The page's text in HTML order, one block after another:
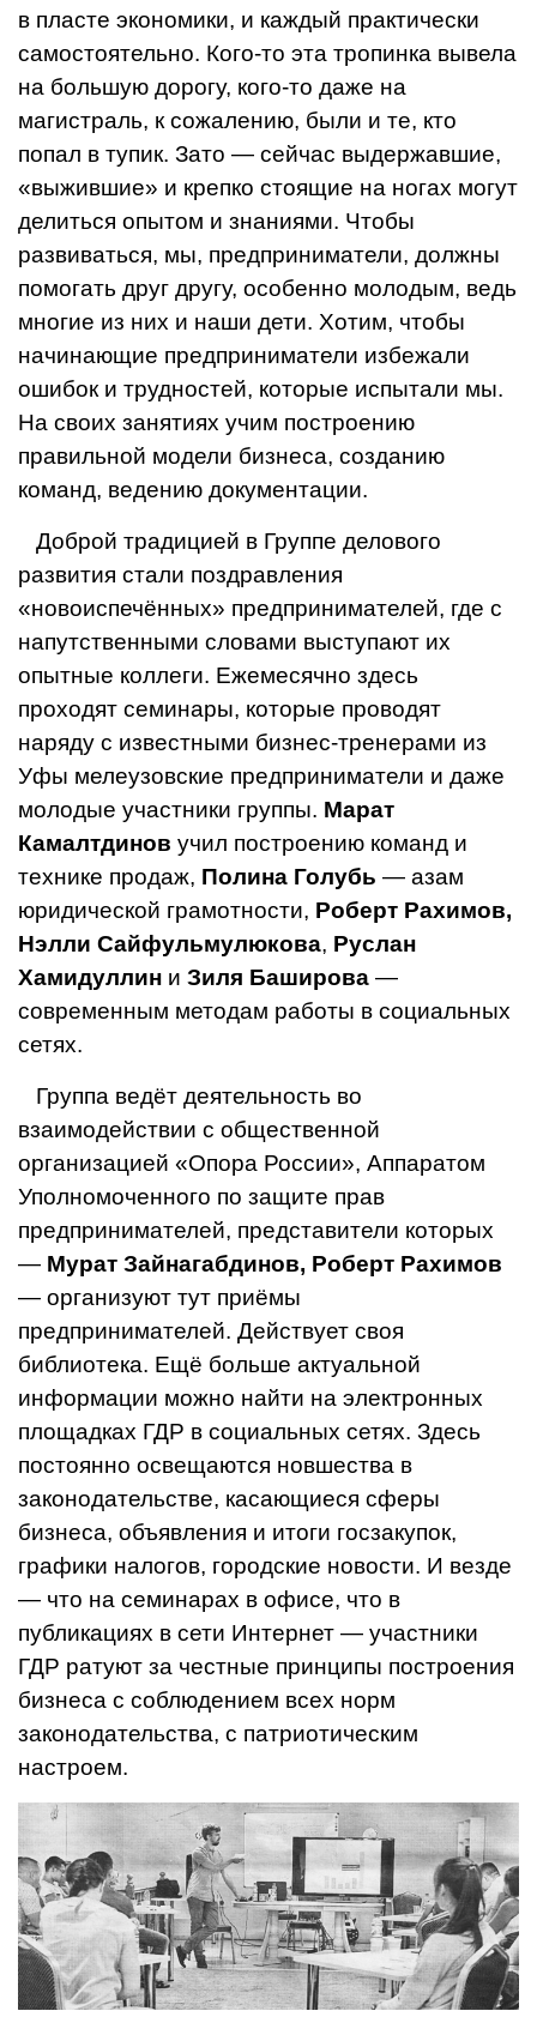
в пла­сте экономики, и каждый практически
самостоятельно. Ко­го-то эта тропинка вывела
на большую дорогу, кого-то даже на
магистраль, к сожалению, были и те, кто
попал в тупик. За­то — сейчас выдержавшие,
«выжившие» и крепко стоящие на ногах могут
делиться опытом и знаниями. Чтобы
развиваться, мы, предприниматели, должны
помогать друг другу, особенно молодым, ведь
многие из них и наши дети. Хотим, чтобы
начинающие предприниматели избежали
ошибок и трудно­стей, которые испытали мы.
На своих занятиях учим постро­ению
правильной модели бизнеса, созданию
команд, веде­нию документации.
Доброй традицией в Группе делового
развития стали поздравления
«новоиспечённых» предпринимателей, где с
напутственными словами выступают их
опытные коллеги. Ежемесячно здесь
проходят семинары, которые проводят
наряду с известными бизнес-тренерами из
Уфы мелеузовские предприниматели и даже
молодые участники группы. Марат
Камалтдинов учил построению команд и
технике про­даж, Полина Голубь — азам
юридической грамотности, Роберт Рахимов,
Нэлли Сайфульмулюкова, Руслан
Хамидуллин и Зиля Баширова —
современным методам работы в социальных
сетях.
Группа ведёт деятельность во
взаимодействии с обще­ственной
организацией «Опора России», Аппаратом
Уполно­моченного по защите прав
предпринимателей, представите­ли которых
— Мурат Зайнагабдинов, Роберт Рахимов
— органи­зуют тут приёмы
предпринимателей. Действует своя
библиотека. Ещё больше актуальной
информации можно найти на электронных
площадках ГДР в социальных сетях. Здесь
посто­янно освещаются новшества в
законодательстве, касающиеся сферы
бизнеса, объявления и итоги госзакупок,
графики налогов, городские новости. И везде
— что на семинарах в офисе, что в
публикациях в сети Интернет — участники
ГДР ратуют за честные принципы построения
бизнеса с соблюдением всех норм
законодательства, с патриотическим
настроем.